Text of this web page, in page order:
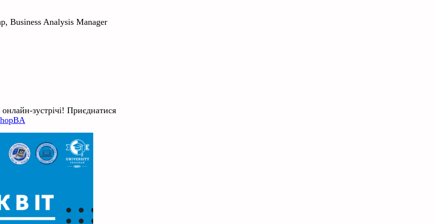
Business Analysis Manager
зустрічі! Приєднатися